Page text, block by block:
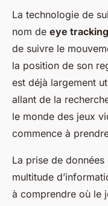
La technologie de
nom de eye tracking
de suivre le
la position de son
est déjà largement
allant de la
le monde des jeux
commence à
La prise de
multitude
à comprendre où le